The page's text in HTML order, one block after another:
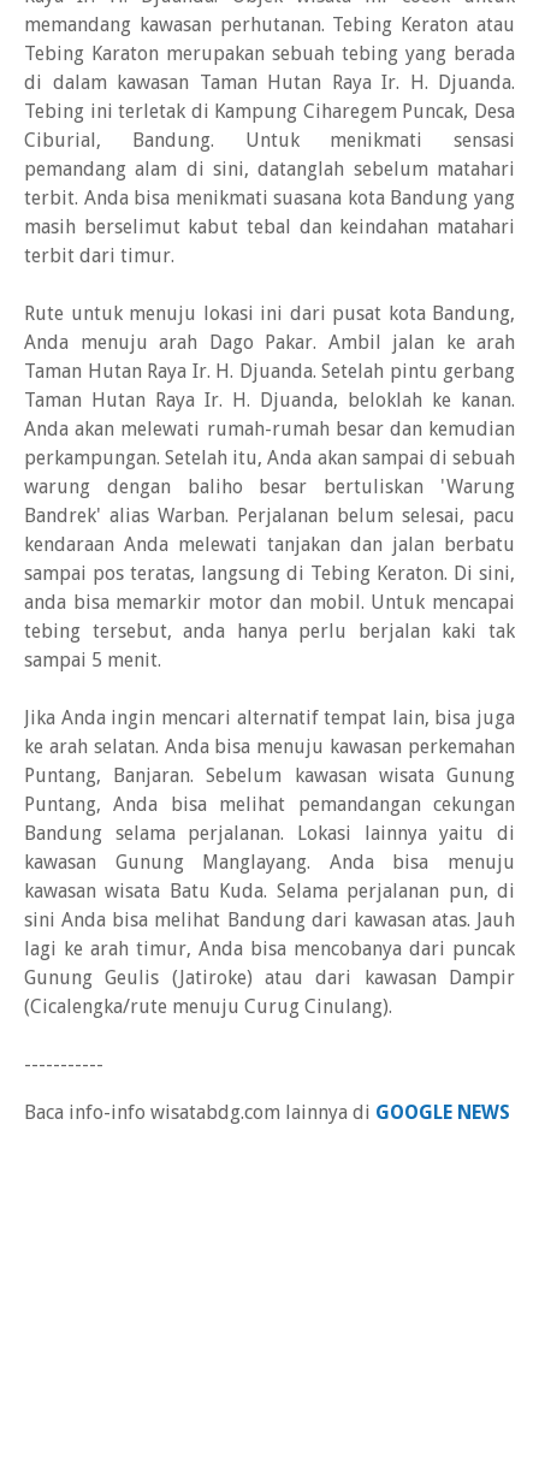
memandang kawasan perhutanan. Tebing Keraton atau
Tebing Karaton merupakan sebuah tebing yang berada
di dalam kawasan Taman Hutan Raya Ir. H. Djuanda.
Tebing ini terletak di Kampung Ciharegem Puncak, Desa
Ciburial, Bandung. Untuk menikmati sensasi
pemandang alam di sini, datanglah sebelum matahari
terbit. Anda bisa menikmati suasana kota Bandung yang
masih berselimut kabut tebal dan keindahan matahari
terbit dari timur.
Rute untuk menuju lokasi ini dari pusat kota Bandung,
Anda menuju arah Dago Pakar. Ambil jalan ke arah
Taman Hutan Raya Ir. H. Djuanda. Setelah pintu gerbang
Taman Hutan Raya Ir. H. Djuanda, beloklah ke kanan.
Anda akan melewati rumah-rumah besar dan kemudian
perkampungan. Setelah itu, Anda akan sampai di sebuah
warung dengan baliho besar bertuliskan 'Warung
Bandrek' alias Warban. Perjalanan belum selesai, pacu
kendaraan Anda melewati tanjakan dan jalan berbatu
sampai pos teratas, langsung di Tebing Keraton. Di sini,
anda bisa memarkir motor dan mobil. Untuk mencapai
tebing tersebut, anda hanya perlu berjalan kaki tak
sampai 5 menit.
Jika Anda ingin mencari alternatif tempat lain, bisa juga
ke arah selatan. Anda bisa menuju kawasan perkemahan
Puntang, Banjaran. Sebelum kawasan wisata Gunung
Puntang, Anda bisa melihat pemandangan cekungan
Bandung selama perjalanan. Lokasi lainnya yaitu di
kawasan Gunung Manglayang. Anda bisa menuju
kawasan wisata Batu Kuda. Selama perjalanan pun, di
sini Anda bisa melihat Bandung dari kawasan atas. Jauh
lagi ke arah timur, Anda bisa mencobanya dari puncak
Gunung Geulis (Jatiroke) atau dari kawasan Dampir
(Cicalengka/rute menuju Curug Cinulang).
-----------
Baca info-info wisatabdg.com lainnya di GOOGLE NEWS